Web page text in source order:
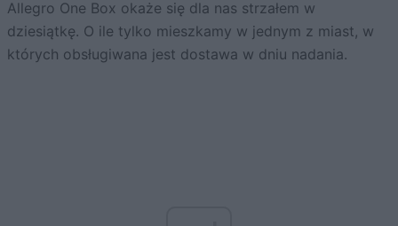
Allegro One Box okaże się dla nas strzałem w
dziesiątkę. O ile tylko mieszkamy w jednym z miast, w
których obsługiwana jest dostawa w dniu nadania.